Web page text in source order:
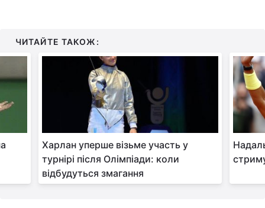
ЧИТАЙТЕ ТАКОЖ:
Харлан уперше візьме участь у
турнірі після Олімпіади: коли
відбудуться змагання